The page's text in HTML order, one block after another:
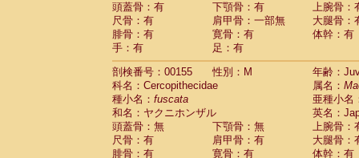
頭蓋骨：有
下顎骨：有
上腕骨：
尺骨：有
肩甲骨：一部無
大腿骨：
腓骨：有
寛骨：有
体幹：有
手：有
足：有
剖検番号：00155
性別：M
年齢：
科名：Cercopithecidae
属名：
種小名： fuscata
亜種小名
和名：ヤクニホンザル
英名：
頭蓋骨：無
下顎骨：無
上腕骨：
尺骨：有
肩甲骨：有
大腿骨：
腓骨：有
寛骨：有
体幹：有